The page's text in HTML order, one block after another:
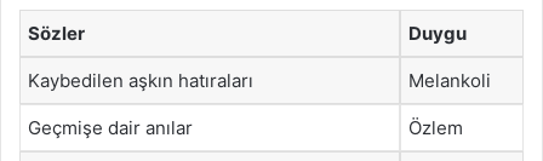
Sözler Duygu
Kaybedilen aşkın hatıraları Melankoli
Geçmişe dair anılar Özlem